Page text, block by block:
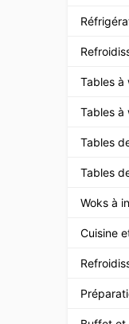
Tables à
Tables à
Tables
Tables
Woks à
Cuisine